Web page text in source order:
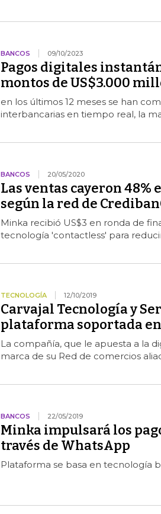
BANCOS 09/10/2023
Pagos digitales
montos de US$3.000
en los últimos 12 meses se han
interbancarias en tiempo real, la
BANCOS 20/05/2020
Las ventas cayeron
según la red de
Minka recibió US$3 en ronda de
tecnología 'contactless' para
TECNOLOGÍA 12/10/2019
Carvajal Tecnología y
plataforma soportada
La compañía, que le apuesta a la
marca de su Red de comercios
BANCOS 22/05/2019
Minka impulsará los
través de WhatsApp
Plataforma se basa en tecnología